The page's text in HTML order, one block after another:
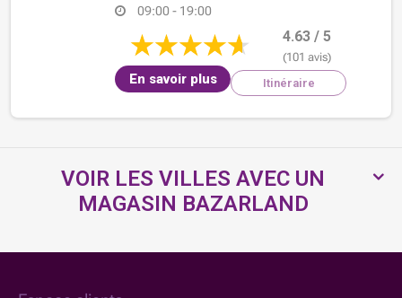
09:00 - 19:00
4.63 / 5
(101 avis)
En savoir plus Itinéraire
VOIR LES VILLES AVEC UN
MAGASIN BAZARLAND